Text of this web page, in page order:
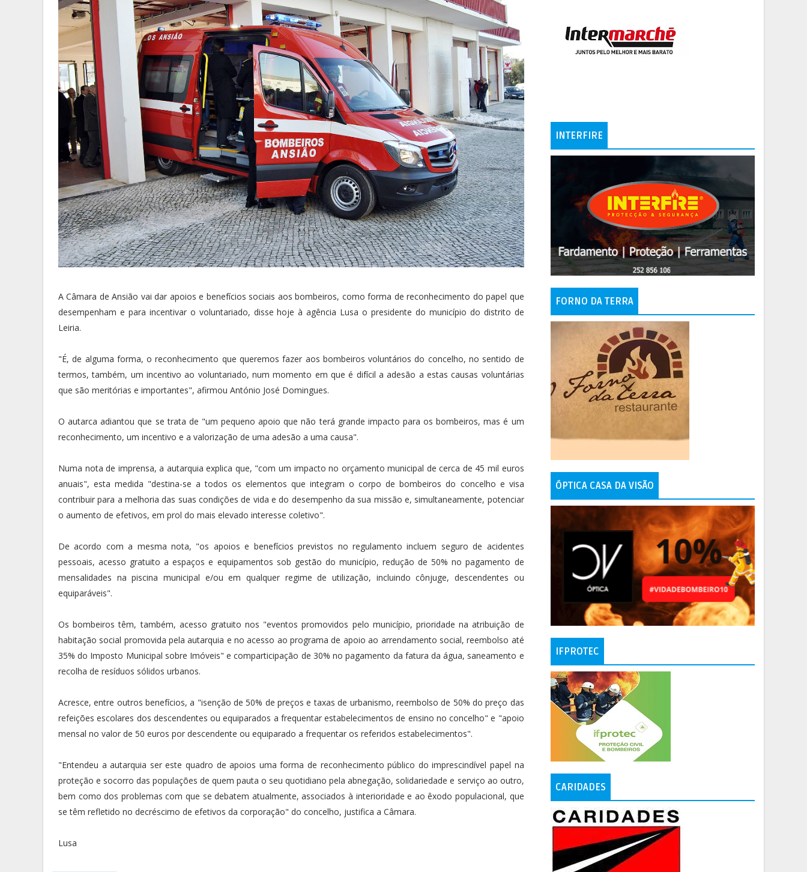
A Câmara de Ansião vai dar apoios e benefícios sociais aos bombeiros, como forma de reconhecimento do papel que
desempenham e para incentivar o voluntariado, disse hoje à agência Lusa o presidente do município do distrito de
Leiria.
"É, de alguma forma, o reconhecimento que queremos fazer aos bombeiros voluntários do concelho, no sentido de
termos, também, um incentivo ao voluntariado, num momento em que é difícil a adesão a estas causas voluntárias
que são meritórias e importantes", afirmou António José Domingues.
O autarca adiantou que se trata de "um pequeno apoio que não terá grande impacto para os bombeiros, mas é um
reconhecimento, um incentivo e a valorização de uma adesão a uma causa".
Numa nota de imprensa, a autarquia explica que, "com um impacto no orçamento municipal de cerca de 45 mil euros
anuais", esta medida "destina-se a todos os elementos que integram o corpo de bombeiros do concelho e visa
contribuir para a melhoria das suas condições de vida e do desempenho da sua missão e, simultaneamente, potenciar
o aumento de efetivos, em prol do mais elevado interesse coletivo".
De acordo com a mesma nota, "os apoios e benefícios previstos no regulamento incluem seguro de acidentes
pessoais, acesso gratuito a espaços e equipamentos sob gestão do município, redução de 50% no pagamento de
mensalidades na piscina municipal e/ou em qualquer regime de utilização, incluindo cônjuge, descendentes ou
equiparáveis".
Os bombeiros têm, também, acesso gratuito nos "eventos promovidos pelo município, prioridade na atribuição de
habitação social promovida pela autarquia e no acesso ao programa de apoio ao arrendamento social, reembolso até
35% do Imposto Municipal sobre Imóveis" e comparticipação de 30% no pagamento da fatura da água, saneamento e
recolha de resíduos sólidos urbanos.
Acresce, entre outros benefícios, a "isenção de 50% de preços e taxas de urbanismo, reembolso de 50% do preço das
refeições escolares dos descendentes ou equiparados a frequentar estabelecimentos de ensino no concelho" e "apoio
mensal no valor de 50 euros por descendente ou equiparado a frequentar os referidos estabelecimentos".
"Entendeu a autarquia ser este quadro de apoios uma forma de reconhecimento público do imprescindível papel na
proteção e socorro das populações de quem pauta o seu quotidiano pela abnegação, solidariedade e serviço ao outro,
bem como dos problemas com que se debatem atualmente, associados à interioridade e ao êxodo populacional, que
se têm refletido no decréscimo de efetivos da corporação" do concelho, justifica a Câmara.
Lusa
INTERFIRE
FORNO DA TERRA
ÓPTICA CASA DA VISÃO
IFPROTEC
CARIDADES